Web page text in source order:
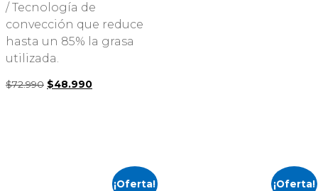
/ Tecnología de
convección que reduce
hasta un 85% la grasa
utilizada.
$72.990 El
$48.990
¡Oferta! ¡Oferta!